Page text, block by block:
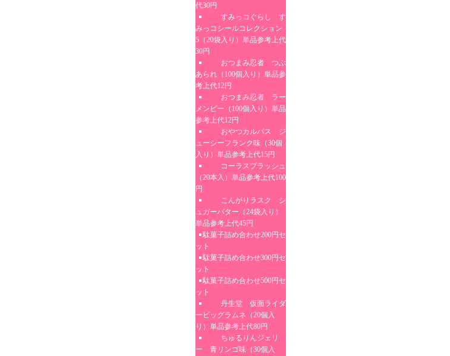
代30円
すみっコぐらし す
みっコシールコレクション
5（20袋入り）単品参考上代
30円
おつまみ忍者 つぶ
あられ（100個入り）単品参
考上代12円
おつまみ忍者 ラー
メンピー（100個入り）単品
参考上代12円
おやつカルパス ジ
ューシーフランク味（30個
入り）単品参考上代15円
コーラスプラッシュ
（20本入）単品参考上代100
円
こんがりラスク シ
ュガーバター（24袋入り）
単品参考上代45円
駄菓子詰め合わせ200円セ
ット
駄菓子詰め合わせ300円セ
ット
駄菓子詰め合わせ500円セ
ット
丹生堂 仮面ライダ
ービッグラムネ（20個入
り）単品参考上代80円
ちゅるりんジェリ
ー 青リンゴ味（30個入